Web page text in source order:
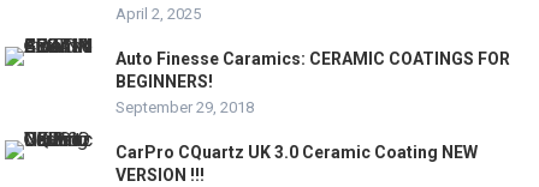
April 2, 2025
Auto Finesse Caramics: CERAMIC COATINGS FOR
BEGINNERS!
September 29, 2018
CarPro CQuartz UK 3.0 Ceramic Coating NEW
VERSION !!!